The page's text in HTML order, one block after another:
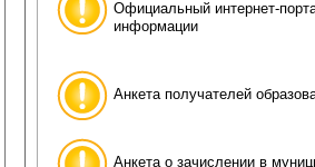
Официальный интернет-
информации
Анкета получателей
Анкета о зачислении в